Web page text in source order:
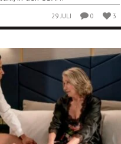
29 JULI 0 3